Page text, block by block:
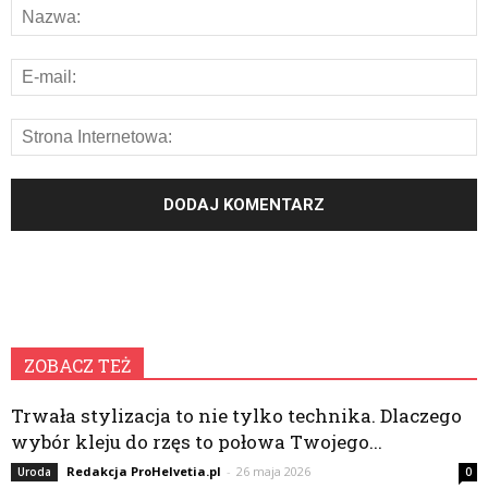
ZOBACZ TEŻ
Trwała stylizacja to nie tylko technika. Dlaczego
wybór kleju do rzęs to połowa Twojego...
Uroda Redakcja ProHelvetia.pl - 26 maja 2026 0